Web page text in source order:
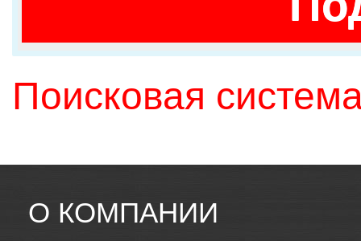
Поисковая
О КОМПАНИИ